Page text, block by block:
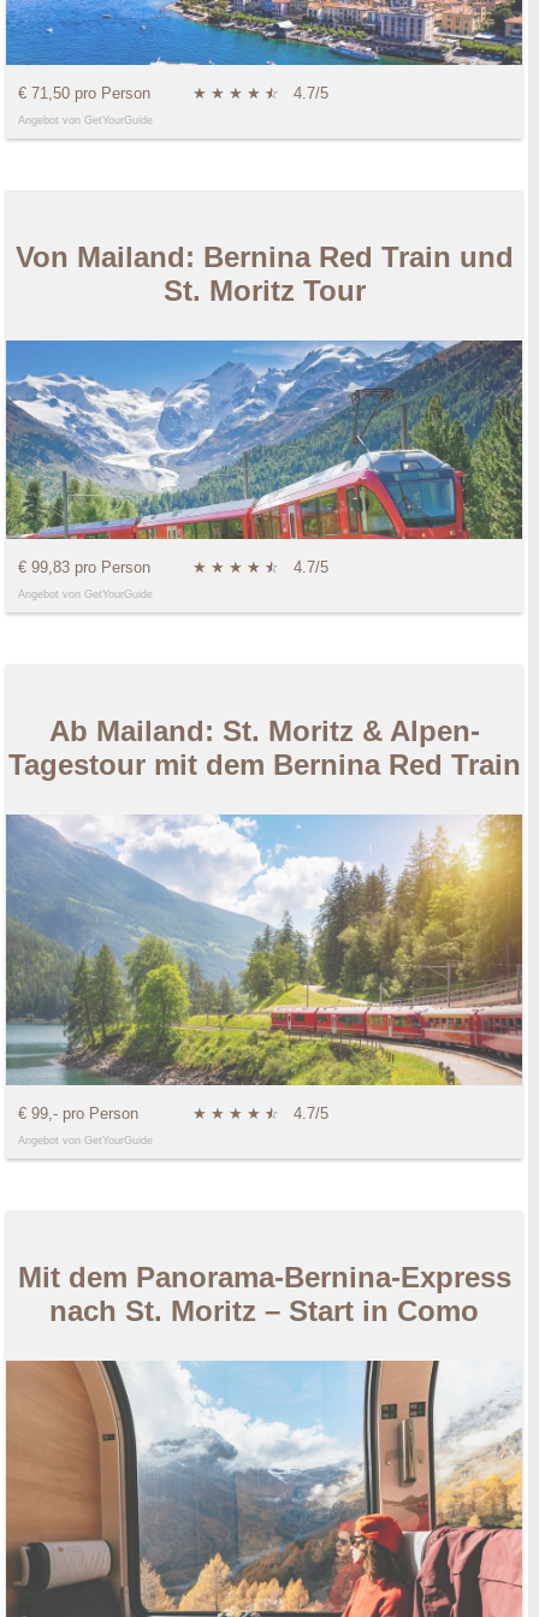
€ 71,50 pro Person ★ ★ ★ ★ ★
☆ 4.7/5
Angebot von GetYourGuide
Von Mailand: Bernina Red Train und
St. Moritz Tour
€ 99,83 pro Person ★ ★ ★ ★ ★
☆ 4.7/5
Angebot von GetYourGuide
Ab Mailand: St. Moritz & Alpen-
Tagestour mit dem Bernina Red Train
€ 99,- pro Person ★ ★ ★ ★ ★
☆ 4.7/5
Angebot von GetYourGuide
Mit dem Panorama-Bernina-Express
nach St. Moritz – Start in Como